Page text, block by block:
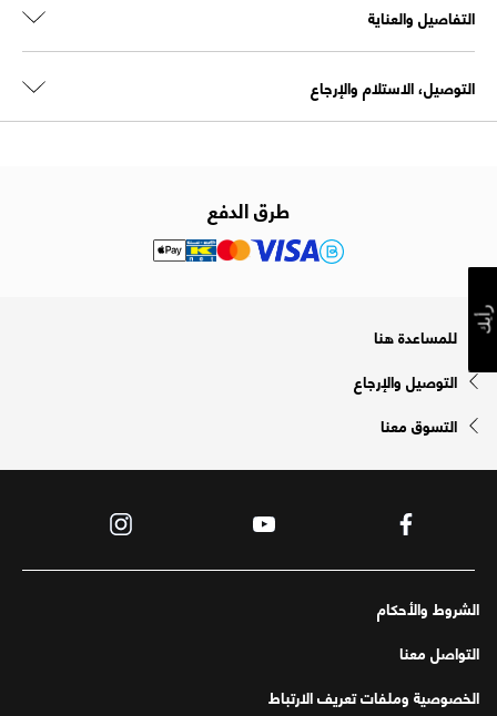
التفاصيل والعناية
التوصيل، الاستلام والإرجاع
طرق الدفع
للمساعدة هنا
التوصيل والإرجاع
التسوق معنا
الشروط والأحكام
التواصل معنا
الخصوصية وملفات تعريف الارتباط
رأيك